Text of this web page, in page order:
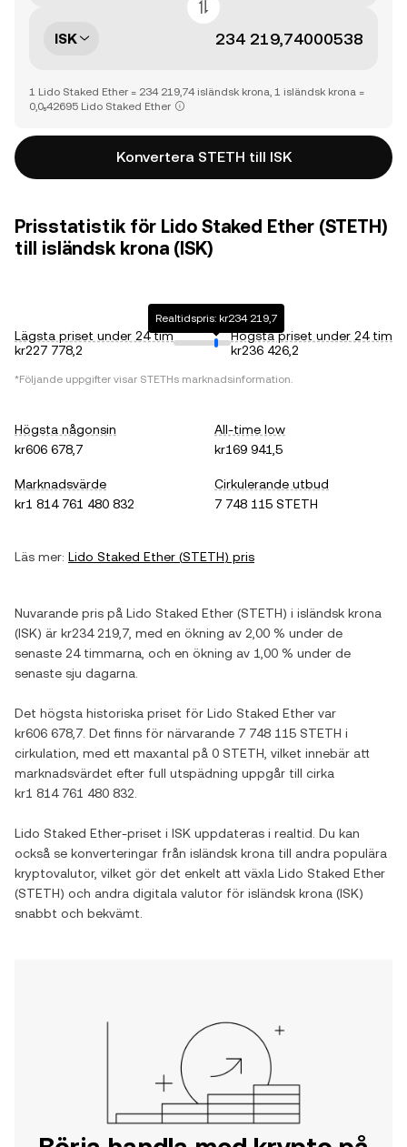
ISK
1 Lido Staked Ether = 234 219,74 isländsk krona, 1 isländsk krona =
0,0₅42695 Lido Staked Ether
Konvertera STETH till ISK
Prisstatistik för Lido Staked Ether (STETH)
till isländsk krona (ISK)
Lägsta priset under 24 tim
kr227 778,2
Realtidspris: kr234 219,7
Högsta priset under 24 tim
kr236 426,2
*Följande uppgifter visar STETHs marknadsinformation.
Högsta någonsin
kr606 678,7
All-time low
kr169 941,5
Marknadsvärde
kr1 814 761 480 832
Cirkulerande utbud
7 748 115 STETH
Läs mer: Lido Staked Ether (STETH) pris
Nuvarande pris på Lido Staked Ether (STETH) i isländsk krona
(ISK) är kr234 219,7 , med en ökning av 2,00 % under de
senaste 24 timmarna, och en ökning av 1,00 % under de
senaste sju dagarna.
Det högsta historiska priset för Lido Staked Ether var
kr606 678,7 . Det finns för närvarande 7 748 115 STETH i
cirkulation, med ett maxantal på 0 STETH , vilket innebär att
marknadsvärdet efter full utspädning uppgår till cirka
kr1 814 761 480 832
Lido Staked Ether-priset i ISK uppdateras i realtid. Du kan
också se konverteringar från isländsk krona till andra populära
kryptovalutor, vilket gör det enkelt att växla Lido Staked Ether
(STETH) och andra digitala valutor för isländsk krona (ISK)
snabbt och bekvämt.